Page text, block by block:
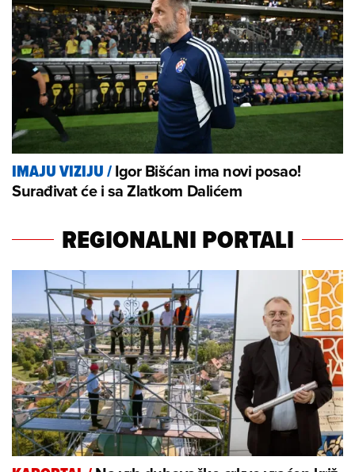
IMAJU VIZIJU/Igor Bišćan ima novi posao!
Surađivat će i sa Zlatkom Dalićem
REGIONALNI PORTALI